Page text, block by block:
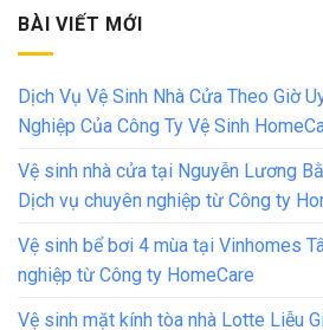
BÀI VIẾT MỚI
Dịch Vụ Vệ Sinh Nhà Cửa Theo Giờ
Nghiệp Của Công Ty Vệ Sinh
Vệ sinh nhà cửa tại Nguyễn Lương
Dịch vụ chuyên nghiệp từ Công ty
Vệ sinh bể bơi 4 mùa tại Vinhomes
nghiệp từ Công ty HomeCare
Vệ sinh mặt kính tòa nhà Lotte Liễu